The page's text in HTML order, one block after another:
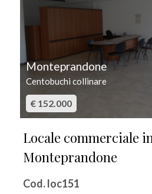
Monteprandone
Centobuchi collinare
€ 152.000
Locale commerciale
Monteprandone
Cod. loc151